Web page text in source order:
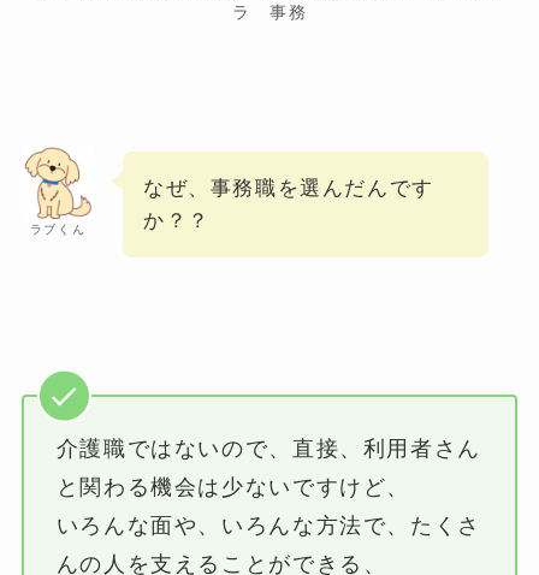
ラ 事務
ラブくん
なぜ、事務職を選んだんです
か？？
介護職ではないので、直接、利用者さん
と関わる機会は少ないですけど、
いろんな面や、いろんな方法で、たくさ
んの人を支えることができる、